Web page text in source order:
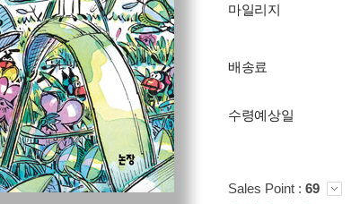
마일리지
배송료
수령예상일
Sales Point : 69